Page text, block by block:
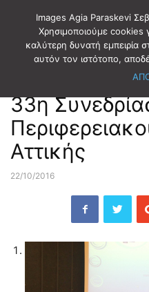
Αρχική ΑΥΤΟΔΙΟΙΚΗΣΗ
33η
Αττικής
22/10/2016
Images Agia Paraskevi
Χρησιμοποιούμε cookies
καλύτερη δυνατή εμπειρία
αυτόν τον ιστότοπο,